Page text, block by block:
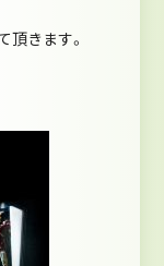
頂きます。